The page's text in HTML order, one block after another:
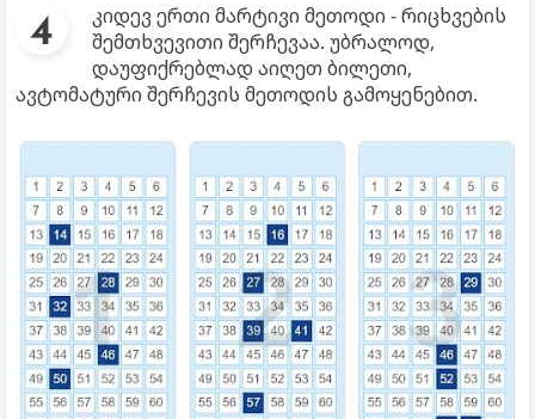
კიდევ ერთი მარტივი მეთოდი - რიცხვების
შემთხვევითი შერჩევაა. უბრალოდ,
დაუფიქრებლად აიღეთ ბილეთი,
ავტომატური შერჩევის მეთოდის გამოყენებით.